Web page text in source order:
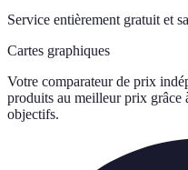
Service entièrement gratuit et
Cartes graphiques
Votre comparateur de prix
produits au meilleur prix grâce
objectifs.